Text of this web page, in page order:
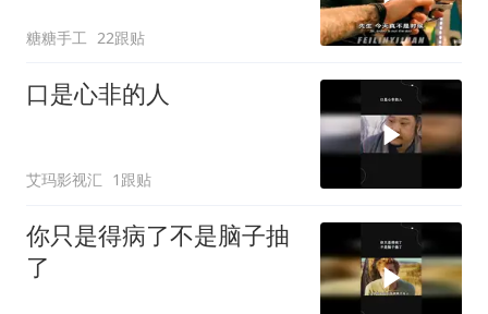
糖糖手工 22跟贴
口是心非的人
艾玛影视汇 1跟贴
你只是得病了不是脑子抽
了